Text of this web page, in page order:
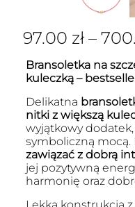
97.00 zł –
Bransoletka na
kuleczką –
Delikatna
nitki z większą
wyjątkowy dodatek,
symboliczną mocą.
zawiązać z dobrą
jej pozytywną
harmonię oraz